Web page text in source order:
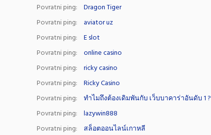
Povratni ping:
Dragon Tiger
Povratni ping:
aviator uz
Povratni ping:
E slot
Povratni ping:
online casino
Povratni ping:
ricky casino
Povratni ping:
Ricky Casino
Povratni ping:
ทำไมถึงต้องเดิมพันกับ เว็บบาคาร่าอันดับ 1 ?
Povratni ping:
lazywin888
Povratni ping:
สล็อตออนไลน์เกาหลี